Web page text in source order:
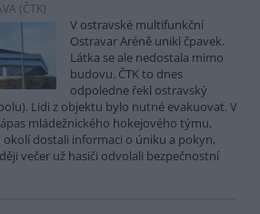
(ČTK)
V ostravské multifunkční
Ostravar Aréně unikl čpavek.
Látka se ale nedostala mimo
budovu. ČTK to dnes
odpoledne řekl ostravský
Lidi z objektu bylo nutné evakuovat. V
mládežnického hokejového týmu,
dostali informaci o úniku a pokyn,
večer už hasiči odvolali bezpečnostní